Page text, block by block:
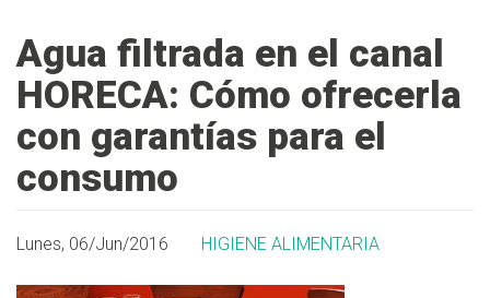
Agua filtrada en el canal
HORECA: Cómo ofrecerla
con garantías para el
consumo
Lunes, 06/Jun/2016 HIGIENE ALIMENTARIA